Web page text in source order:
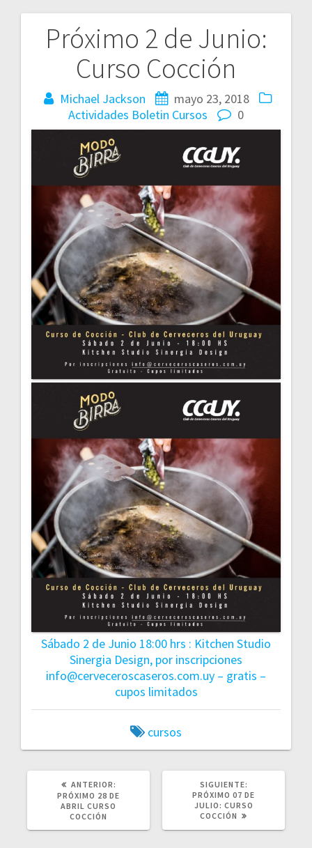
Próximo 2 de Junio:
Curso Cocción
Michael Jackson
mayo 23, 2018
Actividades Boletin Cursos 0
Sábado 2 de Junio 18:00 hrs : Kitchen Studio
Sinergia Design, por inscripciones
info@cerveceroscaseros.com.uy – gratis –
cupos limitados
cursos
Navegación
entradas
ANTERIOR:
ANTERIOR:
PRÓXIMO 28 DE
ABRIL CURSO
COCCIÓN
SIGUIENTE:
POST:
PRÓXIMO 07 DE
JULIO: CURSO
COCCIÓN